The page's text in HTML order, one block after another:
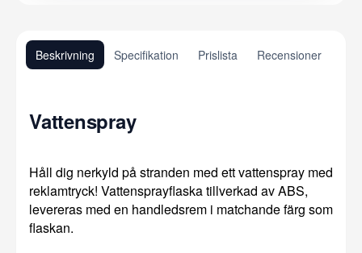
Beskrivning Specifikation Prislista Recensioner
Vattenspray
Håll dig nerkyld på stranden med ett vattenspray med
reklamtryck! Vattensprayflaska tillverkad av ABS,
levereras med en handledsrem i matchande färg som
flaskan.